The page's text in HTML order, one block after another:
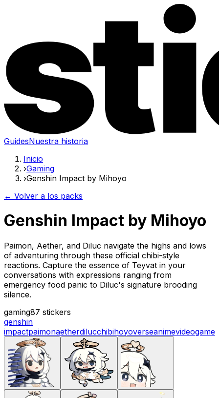
GuidesNuestra historia
Inicio
›Gaming
›Genshin Impact by Mihoyo
← Volver a los packs
Genshin Impact by Mihoyo
Paimon, Aether, and Diluc navigate the highs and lows
of adventuring through these official chibi-style
reactions. Capture the essence of Teyvat in your
conversations with expressions ranging from
emergency food panic to Diluc's signature brooding
silence.
gaming87 stickers
genshin
impactpaimonaetherdilucchibihoyoverseanimevideogame